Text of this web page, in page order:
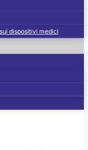
dispositivi medici